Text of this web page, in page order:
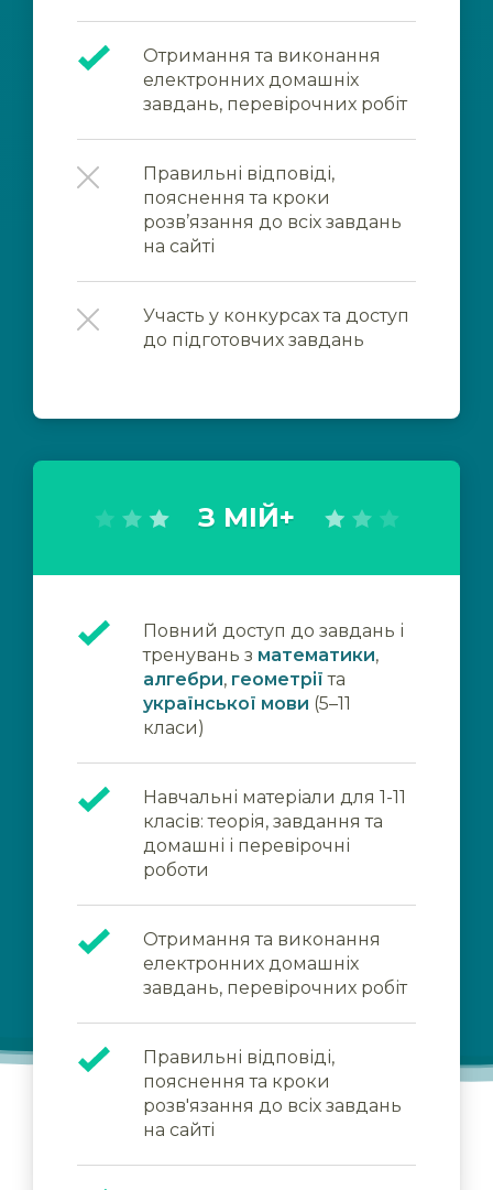
Отримання та виконання
електронних домашніх
завдань, перевірочних робіт
Правильні відповіді,
пояснення та кроки
розв’язання до всіх завдань
на сайті
Участь у конкурсах та доступ
до підготовчих завдань
З МІЙ+
Повний доступ до завдань і
тренувань з математики,
алгебри, геометрії та
української мови (5–11
класи)
Навчальні матеріали для 1-11
класів: теорія, завдання та
домашні і перевірочні
роботи
Отримання та виконання
електронних домашніх
завдань, перевірочних робіт
Правильні відповіді,
пояснення та кроки
розв'язання до всіх завдань
на сайті